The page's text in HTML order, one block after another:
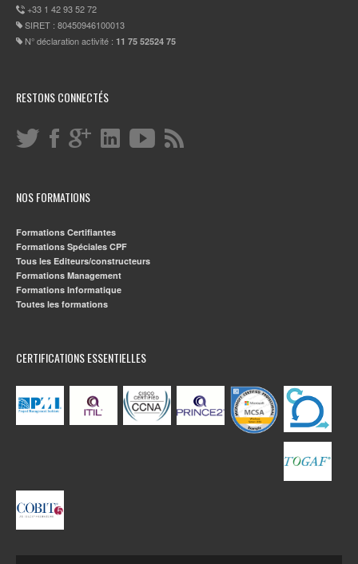
+33 1 42 93 52 72
SIRET : 80450946100013
N° déclaration activité : 11 75 52524 75
RESTONS CONNECTÉS
NOS FORMATIONS
Formations Certifiantes
Formations Spéciales CPF
Tous les Editeurs/constructeurs
Formations Management
Formations Informatique
Toutes les formations
CERTIFICATIONS ESSENTIELLES